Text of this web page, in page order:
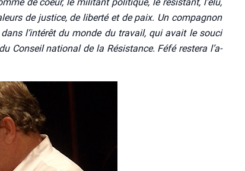
de jus­tice, de liber­té et de paix. Un com­pa­gnon
l’in­té­rêt du monde du tra­vail, qui avait le sou­ci
Conseil natio­nal de la Résis­tance. Féfé res­te­ra l’a­